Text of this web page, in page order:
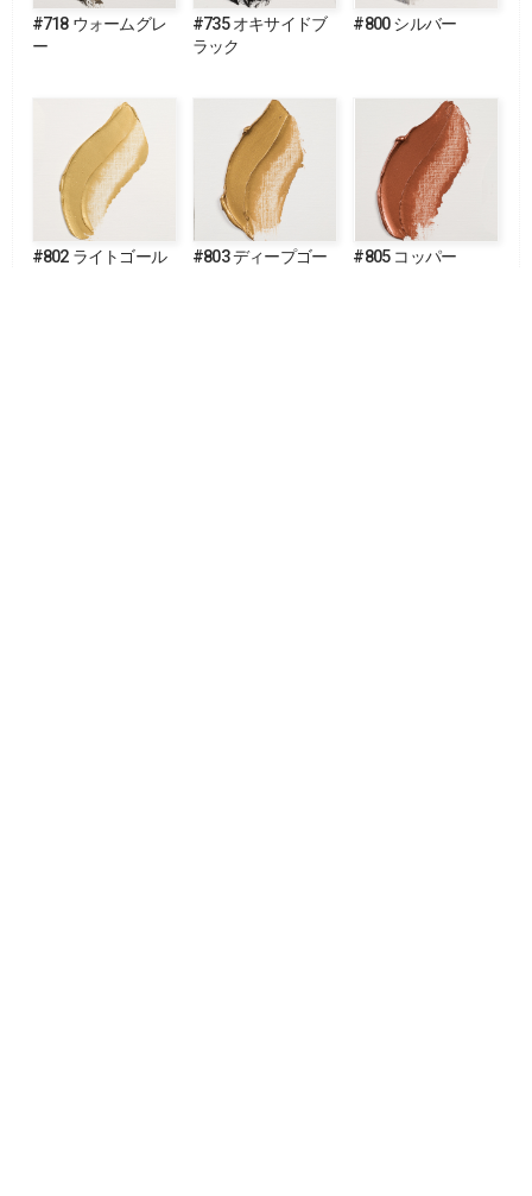
#718 ウォームグレ
ー
#735 オキサイドブ
ラック
#800 シルバー
#802 ライトゴール
#803 ディープゴー
#805 コッパー